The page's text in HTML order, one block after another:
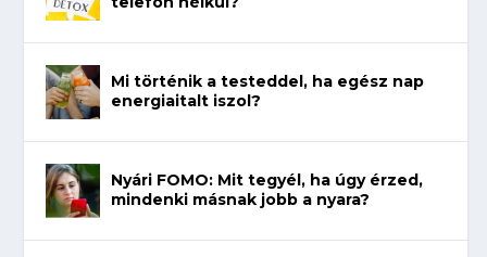
Mi történik a testeddel, ha egész nap
energiaitalt iszol?
Nyári FOMO: Mit tegyél, ha úgy érzed,
mindenki másnak jobb a nyara?